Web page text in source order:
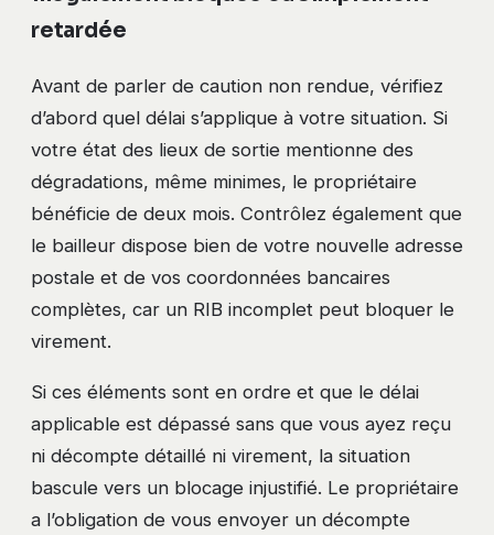
retardée
Avant de parler de caution non rendue, vérifiez
d’abord quel délai s’applique à votre situation. Si
votre état des lieux de sortie mentionne des
dégradations, même minimes, le propriétaire
bénéficie de deux mois. Contrôlez également que
le bailleur dispose bien de votre nouvelle adresse
postale et de vos coordonnées bancaires
complètes, car un RIB incomplet peut bloquer le
virement.
Si ces éléments sont en ordre et que le délai
applicable est dépassé sans que vous ayez reçu
ni décompte détaillé ni virement, la situation
bascule vers un blocage injustifié. Le propriétaire
a l’obligation de vous envoyer un décompte